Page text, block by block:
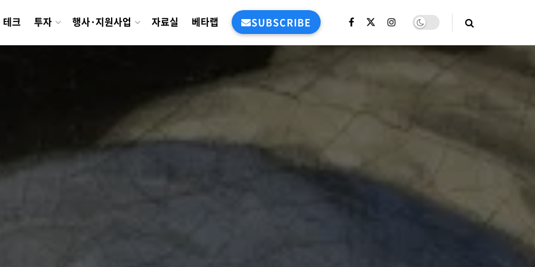
테크 투자 행사·지원사업 자료실 베타랩 SUBSCRIBE